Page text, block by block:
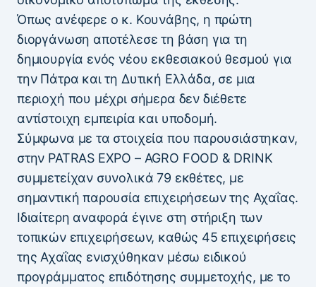
Όπως ανέφερε ο κ. Κουνάβης, η πρώτη
διοργάνωση αποτέλεσε τη βάση για τη
δημιουργία ενός νέου εκθεσιακού θεσμού για
την Πάτρα και τη Δυτική Ελλάδα, σε μια
περιοχή που μέχρι σήμερα δεν διέθετε
αντίστοιχη εμπειρία και υποδομή.
Σύμφωνα με τα στοιχεία που παρουσιάστηκαν,
στην PATRAS EXPO – AGRO FOOD & DRINK
συμμετείχαν συνολικά 79 εκθέτες, με
σημαντική παρουσία επιχειρήσεων της Αχαΐας.
Ιδιαίτερη αναφορά έγινε στη στήριξη των
τοπικών επιχειρήσεων, καθώς 45 επιχειρήσεις
της Αχαΐας ενισχύθηκαν μέσω ειδικού
προγράμματος επιδότησης συμμετοχής, με το